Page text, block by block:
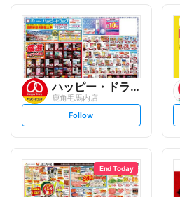
ハッピー・ドラッグ
鹿角毛馬内店
s
l
o
w
Follow
End Today